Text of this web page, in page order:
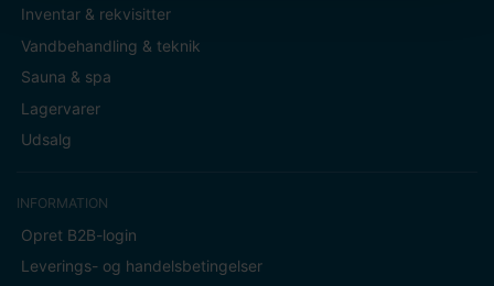
Inventar & rekvisitter
Vandbehandling & teknik
Sauna & spa
Lagervarer
Udsalg
INFORMATION
Opret B2B-login
Leverings- og handelsbetingelser